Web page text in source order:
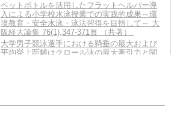
ペットボトルを活用したフラットヘルパー導
入による小学校水泳授業での実践的成果～環
境教育・安全水泳・泳法習得を目指して～ 大
阪経大論集 76(1),347-371頁 （共著）
大学男子競泳選手における懸垂の最大および
平均挙上距離はクロール泳の最大牽引力と関